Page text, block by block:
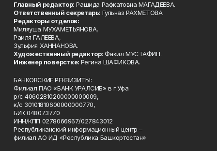
Главный редактор: Рашида Рафкатовна МАГАДЕЕВА.
Ответственный секретарь: Гульназ РАХМЕТОВА.
Редакторы отделов:
Миляуша МУХАМЕТЬЯНОВА,
Раиля ГАЛЕЕВА,
Зульфия ХАННАНОВА.
Художественный редактор: Факил МУСТАФИН.
Инженер по верстке: Регина ШАФИКОВА.
БАНКОВСКИЕ РЕКВИЗИТЫ:
Филиал ПАО «БАНК УРАЛСИБ» в г.Уфа
р/с 40602810200000000009,
к/с 30101810600000000770,
БИК 048073770
ИНН/КПП 0278066967/027843012
Республиканский информационный центр –
филиал АО ИД «Республика Башкортостан»